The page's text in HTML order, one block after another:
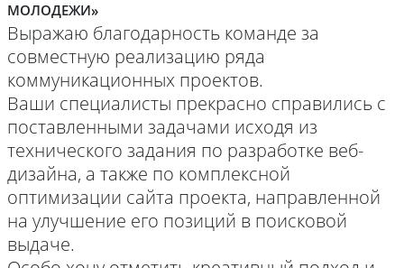
МОЛОДЕЖИ»
Выражаю благодарность команде за
совместную реализацию ряда
коммуникационных проектов.
Ваши специалисты прекрасно справились с
поставленными задачами исходя из
технического задания по разработке веб-
дизайна, а также по комплексной
оптимизации сайта проекта, направленной
на улучшение его позиций в поисковой
выдаче.